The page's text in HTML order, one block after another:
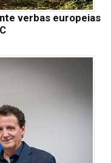
verbas europeias